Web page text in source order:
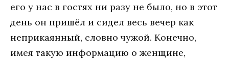
его у нас в гостях ни разу не было, но в этот
день он пришёл и сидел весь вечер как
неприкаянный, словно чужой. Конечно,
имея такую информацию о женщине,